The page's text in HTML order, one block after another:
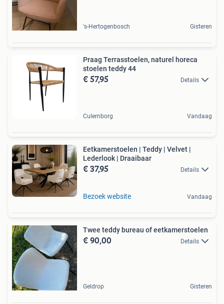
's-Hertogenbosch Gisteren
Praag Terrasstoelen, naturel horeca
stoelen teddy 44
€ 57,95 Details
Culemborg Vandaag
Eetkamerstoelen | Teddy | Velvet |
Lederlook | Draaibaar
€ 37,95 Details
Bezoek website Vandaag
Twee teddy bureau of eetkamerstoelen
€ 90,00 Details
Geldrop Gisteren